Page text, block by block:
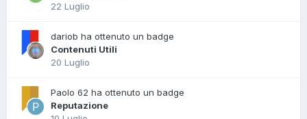
22 Luglio
dariob ha ottenuto un badge
Contenuti Utili
20 Luglio
Paolo 62 ha ottenuto un badge
Reputazione